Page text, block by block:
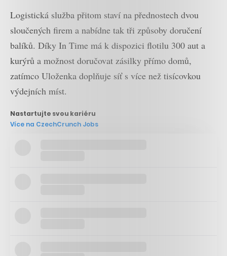
Logistická služba přitom staví na přednostech dvou
sloučených firem a nabídne tak tři způsoby doručení
balíků. Díky In Time má k dispozici flotilu 300 aut a
kurýrů a možnost doručovat zásilky přímo domů,
zatímco Uloženka doplňuje síť s více než tisícovkou
výdejních míst.
Nastartujte svou kariéru
Více na CzechCrunch Jobs